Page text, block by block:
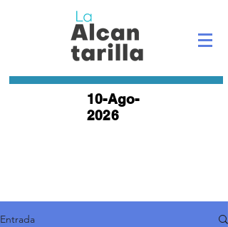
10-Ago-
2026
Entrada